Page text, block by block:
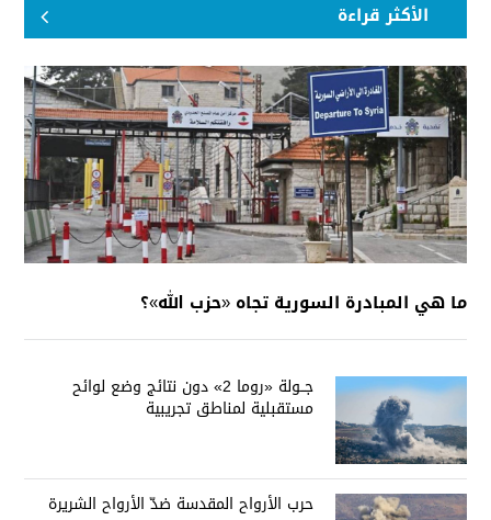
الأكثر قراءة
ما هي المبادرة السورية تجاه «حزب الله»؟
جــولة «روما 2» دون نتائج وضع لوائح
مستقبلية لمناطق تجريبية
حرب الأرواح المقدسة ضدّ الأرواح الشريرة